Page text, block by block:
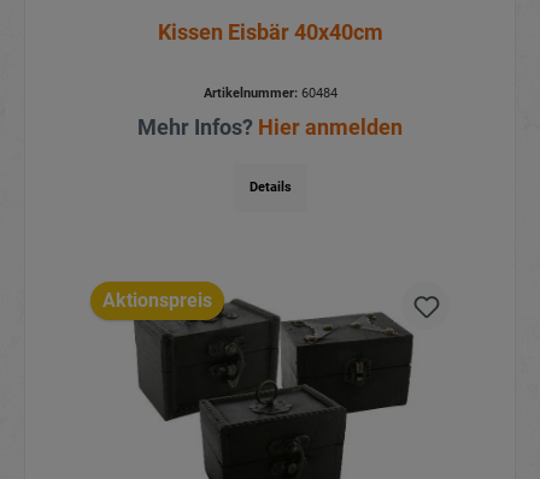
Kissen Eisbär 40x40cm
Artikelnummer:60484
Mehr Infos? Hier anmelden
Details
Aktionspreis